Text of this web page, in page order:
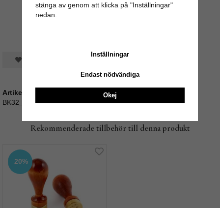
Spara som favorit
Artikelnummer:
BK32_LackStå.G
Rekommenderade tillbehör till denna produkt
20%
stänga av genom att klicka på "Inställningar"
nedan.
Inställningar
Endast nödvändiga
Okej